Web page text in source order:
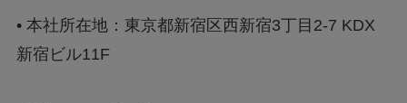
• 本社所在地：東京都新宿区西新宿3丁目2-7 KDX
新宿ビル11F